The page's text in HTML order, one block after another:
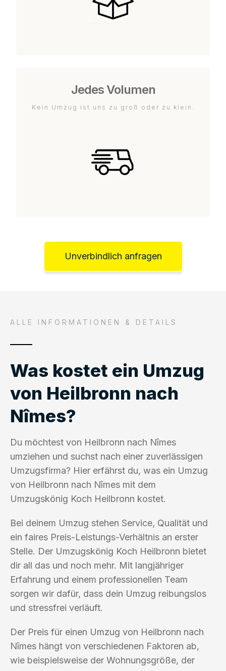
Jedes Volumen
Kein Umzug ist uns zu groß oder zu klein.
Unverbindlich anfragen
ALLE INFORMATIONEN & DETAILS
Was kostet ein Umzug
von Heilbronn nach
Nîmes?
Du möchtest von Heilbronn nach Nîmes
umziehen und suchst nach einer zuverlässigen
Umzugsfirma? Hier erfährst du, was ein Umzug
von Heilbronn nach Nîmes mit dem
Umzugskönig Koch Heilbronn kostet.
Bei deinem Umzug stehen Service, Qualität und
ein faires Preis-Leistungs-Verhältnis an erster
Stelle. Der Umzugskönig Koch Heilbronn bietet
dir all das und noch mehr. Mit langjähriger
Erfahrung und einem professionellen Team
sorgen wir dafür, dass dein Umzug reibungslos
und stressfrei verläuft.
Der Preis für einen Umzug von Heilbronn nach
Nîmes hängt von verschiedenen Faktoren ab,
wie beispielsweise der Wohnungsgröße, der